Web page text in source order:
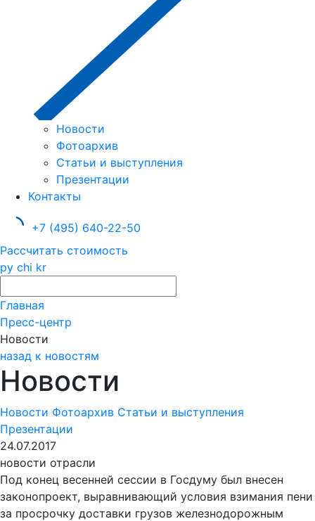
Новости
Фотоархив
Статьи и выступления
Презентации
Контакты
+7 (495) 640-22-50
Рассчитать стоимость
ру chi kr
Главная
Пресс-центр
Новости
назад к новостям
Новости
Новости Фотоархив Статьи и выступления
Презентации
24.07.2017
новости отрасли
Под конец весенней сессии в Госдуму был внесен
законопроект, выравнивающий условия взимания пени
за просрочку доставки грузов железнодорожным